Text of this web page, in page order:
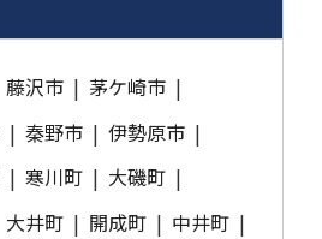
藤沢市
茅ケ崎市
秦野市
伊勢原市
寒川町
大磯町
大井町 開成町
中井町